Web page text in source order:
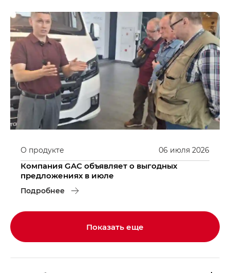
06 июля 2026
О продукте
Компания GAC объявляет о выгодных
предложениях в июле
Подробнее
Показать еще